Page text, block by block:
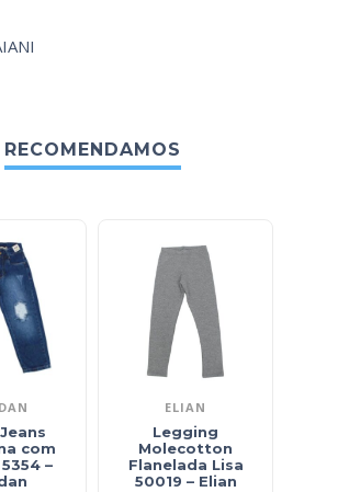
RECOMENDAMOS
com
–
ELIAN
Legging
Molecotton
Flanelada Lisa
50019 – Elian